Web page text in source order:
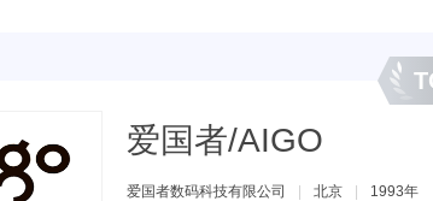
爱国者/AIGO
爱国者数码科技有限公司 北京 1993年